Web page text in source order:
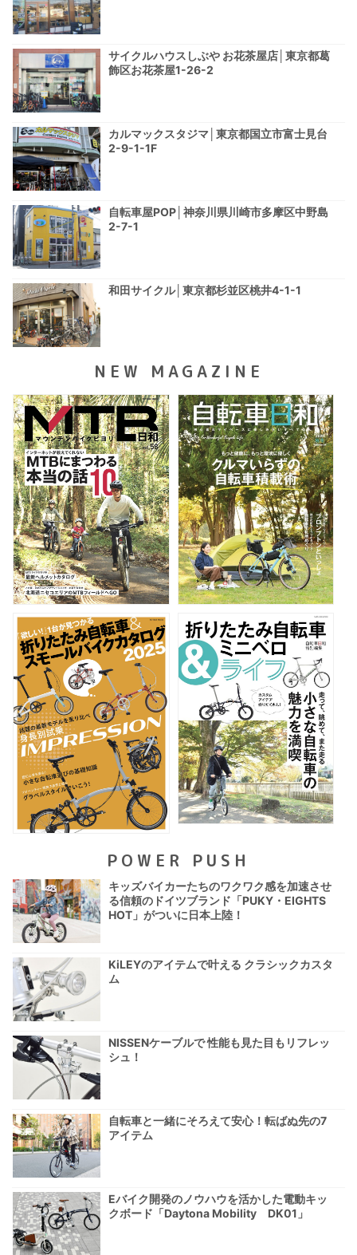
サイクルハウスしぶや お花茶屋店│東京都葛
飾区お花茶屋1-26-2
カルマックスタジマ│東京都国立市富士見台
2-9-1-1F
自転車屋POP│神奈川県川崎市多摩区中野島
2-7-1
和田サイクル│東京都杉並区桃井4-1-1
NEW MAGAZINE
POWER PUSH
キッズバイカーたちのワクワク感を加速させ
る信頼のドイツブランド「PUKY・EIGHTS
HOT」がついに日本上陸！
KiLEYのアイテムで叶える クラシックカスタ
ム
NISSENケーブルで 性能も見た目もリフレッ
シュ！
自転車と一緒にそろえて安心！転ばぬ先の7
アイテム
Eバイク開発のノウハウを活かした電動キッ
クボード「Daytona Mobility DK01」